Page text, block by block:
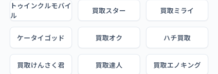
トゥインクルモバイ
ル
買取スター 買取ミライ
ケータイゴッド 買取オク ハチ買取
買取けんさく君 買取達人 買取エノキング